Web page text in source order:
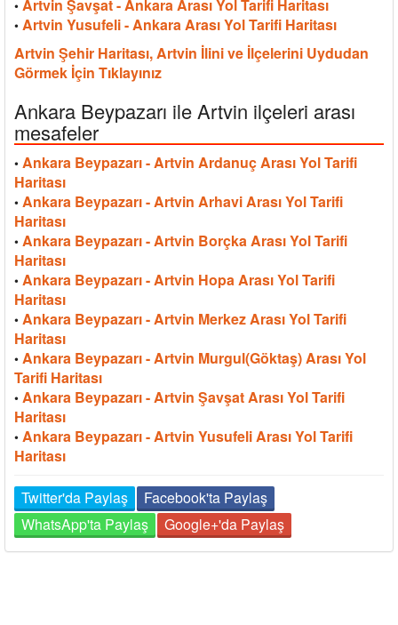
• Artvin Şavşat - Ankara Arası Yol Tarifi Haritası
• Artvin Yusufeli - Ankara Arası Yol Tarifi Haritası
Artvin Şehir Haritası, Artvin İlini ve İlçelerini Uydudan
Görmek İçin Tıklayınız
Ankara Beypazarı ile Artvin ilçeleri arası
mesafeler
• Ankara Beypazarı - Artvin Ardanuç Arası Yol Tarifi
Haritası
• Ankara Beypazarı - Artvin Arhavi Arası Yol Tarifi
Haritası
• Ankara Beypazarı - Artvin Borçka Arası Yol Tarifi
Haritası
• Ankara Beypazarı - Artvin Hopa Arası Yol Tarifi
Haritası
• Ankara Beypazarı - Artvin Merkez Arası Yol Tarifi
Haritası
• Ankara Beypazarı - Artvin Murgul(Göktaş) Arası Yol
Tarifi Haritası
• Ankara Beypazarı - Artvin Şavşat Arası Yol Tarifi
Haritası
• Ankara Beypazarı - Artvin Yusufeli Arası Yol Tarifi
Haritası
Twitter'da Paylaş
Facebook'ta Paylaş
WhatsApp'ta Paylaş
Google+'da Paylaş